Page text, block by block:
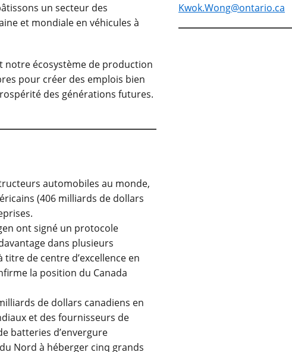
un secteur des
et mondiale en véhicules à
notre écosystème de production
pour créer des emplois bien
des générations futures.
automobiles au monde,
(406 milliards de dollars
ont signé un protocole
dans plusieurs
de centre d’excellence en
la position du Canada
de dollars canadiens en
et des fournisseurs de
batteries d’envergure
Nord à héberger cinq grands
Kwok.Wong@ontario.ca